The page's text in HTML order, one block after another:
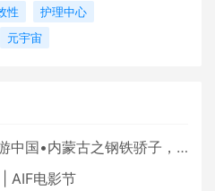
性
护理中心
元宇宙
中国•内蒙古之钢铁骄子，魅力包头
AIF电影节